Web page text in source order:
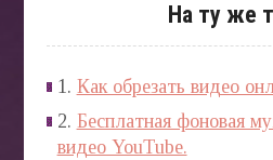
На ту же
1. Как обрезать видео
2. Бесплатная фоновая
видео YouTube.